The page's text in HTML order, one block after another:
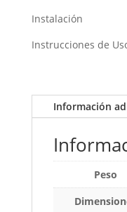
Instalación
Instrucciones de
Información
Peso